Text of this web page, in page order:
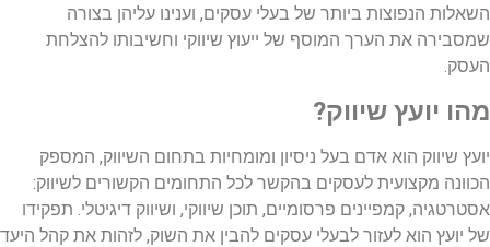
השאלות הנפוצות ביותר של בעלי עסקים, וענינו עליהן בצורה
שמסבירה את הערך המוסף של ייעוץ שיווקי וחשיבותו להצלחת
העסק.
מהו יועץ שיווק?
יועץ שיווק הוא אדם בעל ניסיון ומומחיות בתחום השיווק, המספק
הכוונה מקצועית לעסקים בהקשר לכל התחומים הקשורים לשיווק:
אסטרטגיה, קמפיינים פרסומיים, תוכן שיווקי, ושיווק דיגיטלי. תפקידו
של יועץ הוא לעזור לבעלי עסקים להבין את השוק, לזהות את קהל היעד